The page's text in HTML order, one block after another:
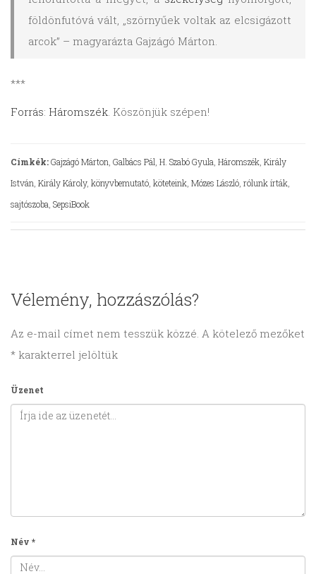
földönfutóvá vált, „szörnyűek voltak az elcsigázott
arcok” – magyarázta Gajzágó Márton.
***
Forrás: Háromszék . Köszönjük szépen!
Címkék:Gajzágó Márton Galbács Pál H. Szabó Gyula Háromszék Király
István Király Károly, könyvbemutató köteteink Mózes László rólunk írták
sajtószoba SepsiBook
Vélemény, hozzászólás?
Az e-mail címet nem tesszük közzé. A kötelező mezőket
* karakterrel jelöltük
Üzenet
Név *